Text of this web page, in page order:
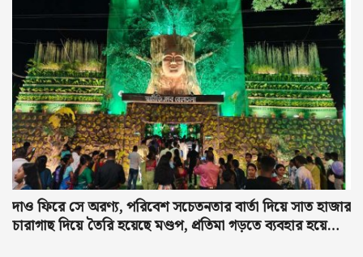
দাও ফিরে সে অরণ্য, পরিবেশ সচেতনতার বার্তা দিয়ে সাত হাজার
চারাগাছ দিয়ে তৈরি হয়েছে মণ্ডপ, প্রতিমা গড়তে ব্যবহার হয়েছে